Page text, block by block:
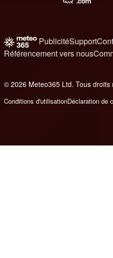
PublicitéSupport
Référencement vers nous
© 2026 Meteo365 Ltd. Tous droits
Conditions d'utilisationDéclaration de